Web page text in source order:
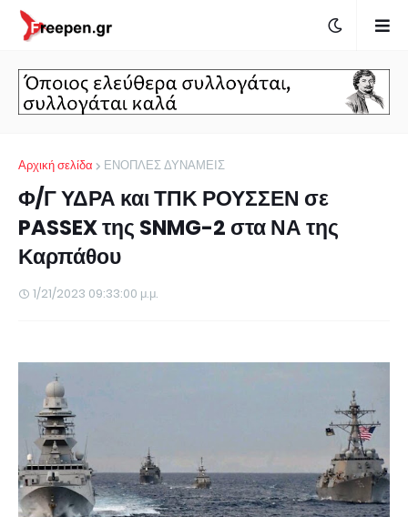
Αρχική σελίδα ΕΝΟΠΛΕΣ ΔΥΝΑΜΕΙΣ
Φ/Γ ΥΔΡΑ και ΤΠΚ ΡΟΥΣΣΕΝ σε
PASSEX της SNMG-2 στα ΝΑ της
Καρπάθου
1/21/2023 09:33:00 μ.μ.